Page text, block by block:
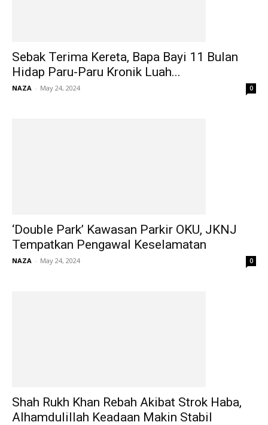
Sebak Terima Kereta, Bapa Bayi 11 Bulan
Hidap Paru-Paru Kronik Luah...
NAZA - May 24, 2024 0
‘Double Park’ Kawasan Parkir OKU, JKNJ
Tempatkan Pengawal Keselamatan
NAZA - May 24, 2024 0
Shah Rukh Khan Rebah Akibat Strok Haba,
Alhamdulillah Keadaan Makin Stabil